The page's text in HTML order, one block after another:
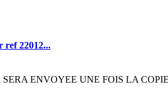
ref 22012...
ENVOYEE UNE FOIS LA